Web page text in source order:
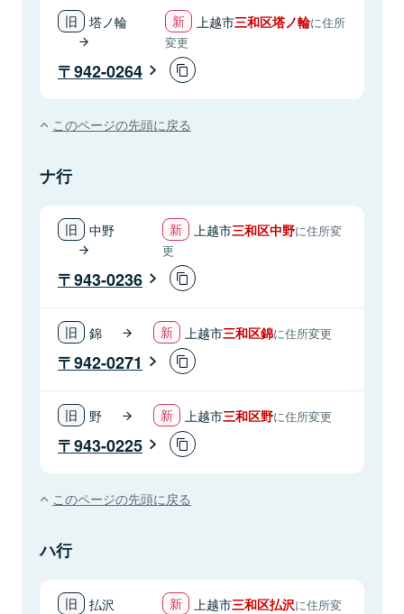
塔ノ輪 上越市三和区塔ノ輪に住所
変更
942-0264
このページの先頭に戻る
ナ行
中野 上越市三和区中野に住所変
更
943-0236
錦 上越市三和区錦に住所変更
942-0271
野 上越市三和区野に住所変更
943-0225
このページの先頭に戻る
ハ行
払沢 上越市三和区払沢に住所変